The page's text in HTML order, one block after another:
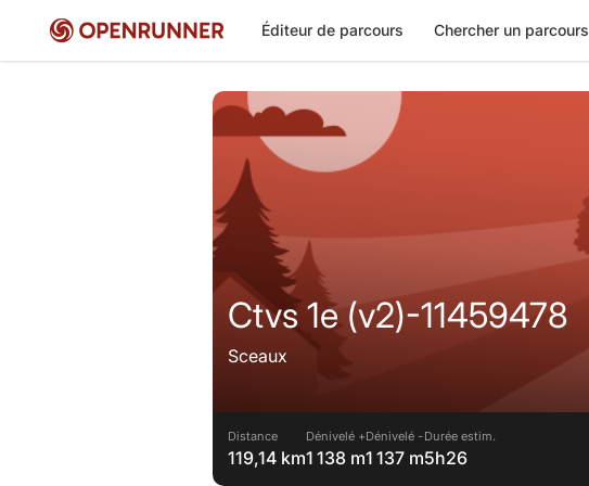
Éditeur de parcours Chercher un parcours
Ctvs 1e (v2)-11459478
Sceaux
Distance
119,14 km
Dénivelé +
1 138 m
Dénivelé -
1 137 m
Durée estim.
5h26